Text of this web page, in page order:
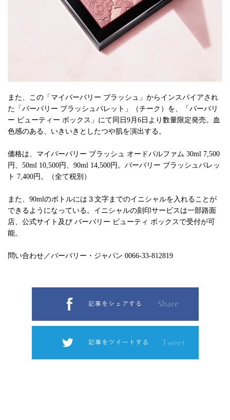
また、この「マイバーバリー ブラッシュ」からインスパイアされ
た「バーバリー ブラッシュパレット」（チーク）を、「バーバリ
ー ビューティー ボックス」にて同日9月6日より数量限定発売。血
色感のある、いきいきとしたつや肌を演出する。
価格は、マイバーバリー ブラッシュ オードパルファム 30ml 7,500
円、50ml 10,500円、90ml 14,500円。バーバリー ブラッシュパレッ
ト 7,400円。（全て税別）
また、90mlのボトルには３文字までのイニシャルを入れることが
できるようになっている。イニシャルの刻印サービスは一部路面
店、公式サイト及び バーバリー ビューティ ボックスで受付が可
能。
問い合わせ／バーバリー・ジャパン 0066-33-812819